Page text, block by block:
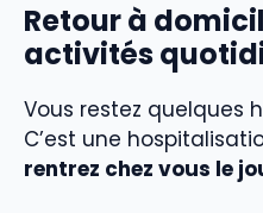
Retour à
activités
Vous restez quelques
C’est une
rentrez chez vous le